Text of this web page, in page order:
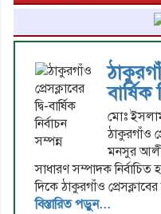
বার্ষিক
মোঃ
ঠাকুরগাঁও
মনসুর
সাধারণ সম্পাদক
দিকে ঠাকুরগাঁও প্রেসক্লাবের
বিস্তারিত পড়ুন...